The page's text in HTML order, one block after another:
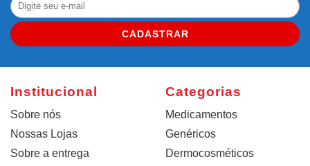
CADASTRAR
Institucional
Sobre nós
Nossas Lojas
Sobre a entrega
Categorias
Medicamentos
Genéricos
Dermocosméticos